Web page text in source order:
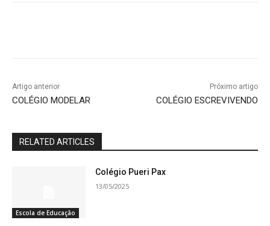
Artigo anterior
COLÉGIO MODELAR
Próximo artigo
COLÉGIO ESCREVIVENDO
RELATED ARTICLES
Escola de Educação
Colégio Pueri Pax
13/05/2025